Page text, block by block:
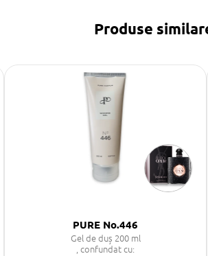
Produse
PURE No.446
Gel de duș 200 ml
, confundat cu: